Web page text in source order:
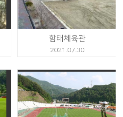
함태체육관
2021.07.30